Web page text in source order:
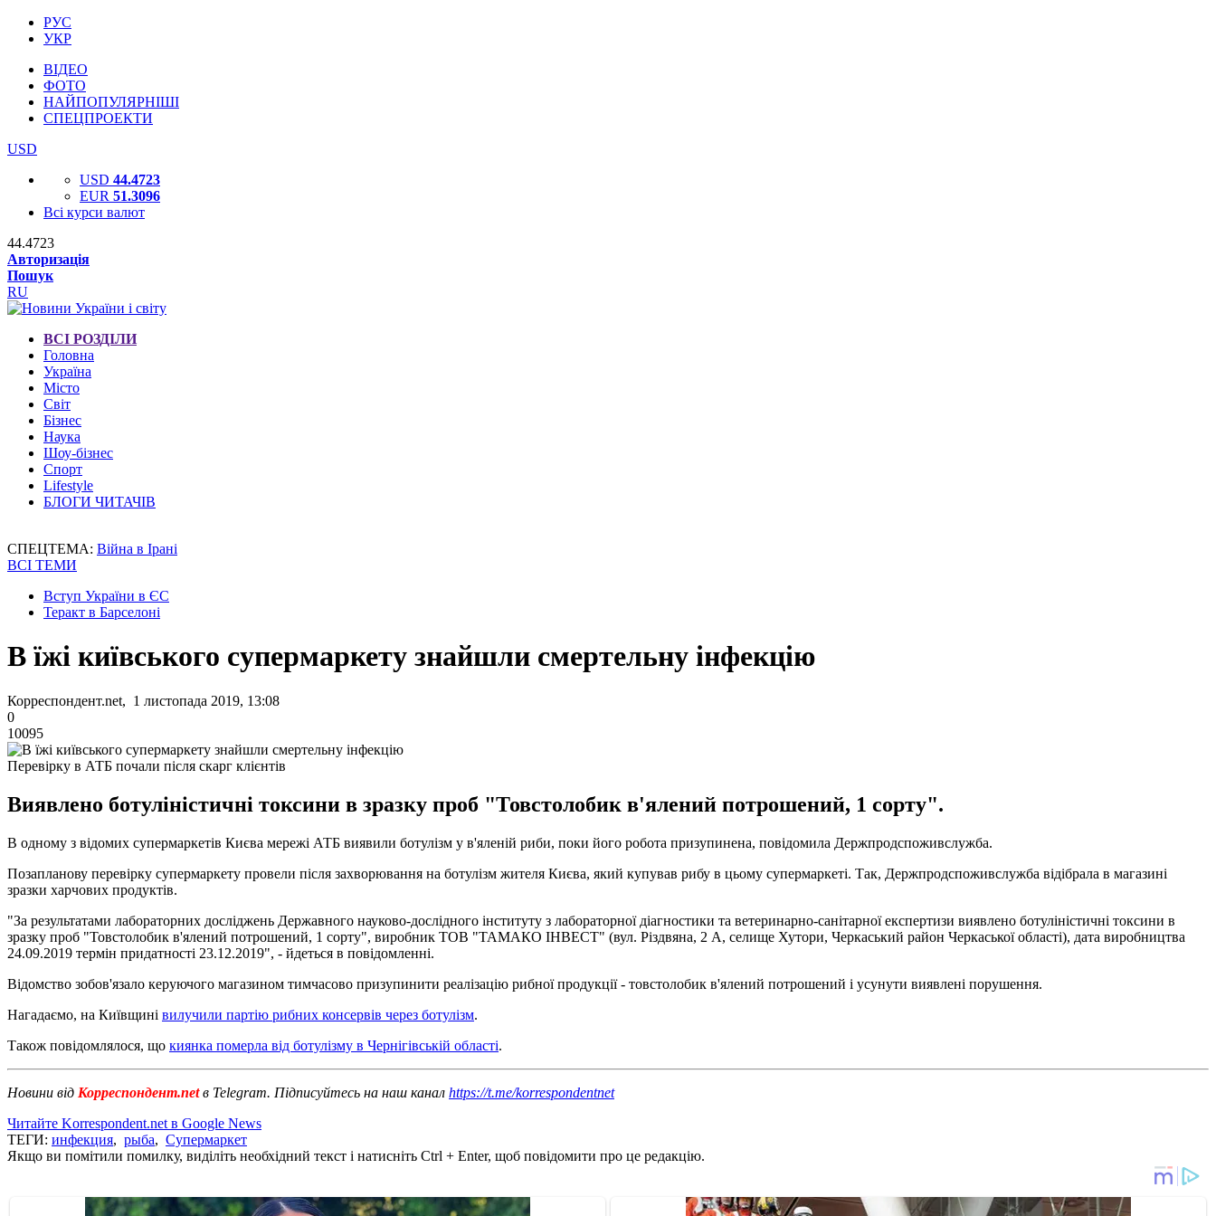
РУС
УКР
ВІДЕО
ФОТО
НАЙПОПУЛЯРНІШІ
СПЕЦПРОЕКТИ
USD
USD 44.4723
EUR 51.3096
Всі курси валют
44.4723
Авторизація
Пошук
RU
ВСІ РОЗДІЛИ
Головна
Україна
Місто
Світ
Бізнес
Наука
Шоу-бізнес
Спорт
Lifestyle
БЛОГИ ЧИТАЧІВ
СПЕЦТЕМА: Війна в Ірані
ВСІ ТЕМИ
Вступ України в ЄС
Теракт в Барселоні
В їжі київського супермаркету знайшли смертельну інфекцію
Корреспондент.net, 1 листопада 2019, 13:08
0
10095
Перевірку в АТБ почали після скарг клієнтів
Виявлено ботуліністичні токсини в зразку проб "Товстолобик в'ялений потрошений, 1 сорту".
В одному з відомих супермаркетів Києва мережі АТБ виявили ботулізм у в'яленій риби, поки його робота призупинена, повідомила Держпродспоживслужба.
Позапланову перевірку супермаркету провели після захворювання на ботулізм жителя Києва, який купував рибу в цьому супермаркеті. Так, Держпродспоживслужба відібрала в магазині
зразки харчових продуктів.
"За результатами лабораторних досліджень Державного науково-дослідного інституту з лабораторної діагностики та ветеринарно-санітарної експертизи виявлено ботуліністичні токсини в
зразку проб "Товстолобик в'ялений потрошений, 1 сорту", виробник ТОВ "ТАМАКО ІНВЕСТ" (вул. Різдвяна, 2 А, селище Хутори, Черкаський район Черкаської області), дата виробництва
24.09.2019 термін придатності 23.12.2019", - йдеться в повідомленні.
Відомство зобов'язало керуючого магазином тимчасово призупинити реалізацію рибної продукції - товстолобик в'ялений потрошений і усунути виявлені порушення.
Нагадаємо, на Київщині вилучили партію рибних консервів через ботулізм.
Також повідомлялося, що киянка померла від ботулізму в Чернігівській області.
Новини від Корреспондент.netв Telegram. Підписуйтесь на наш канал https://t.me/korrespondentnet
Читайте Korrespondent.net в Google News
ТЕГИ: инфекция, рыба, Супермаркет
Якщо ви помітили помилку, виділіть необхідний текст і натисніть Ctrl + Enter, щоб повідомити про це редакцію.